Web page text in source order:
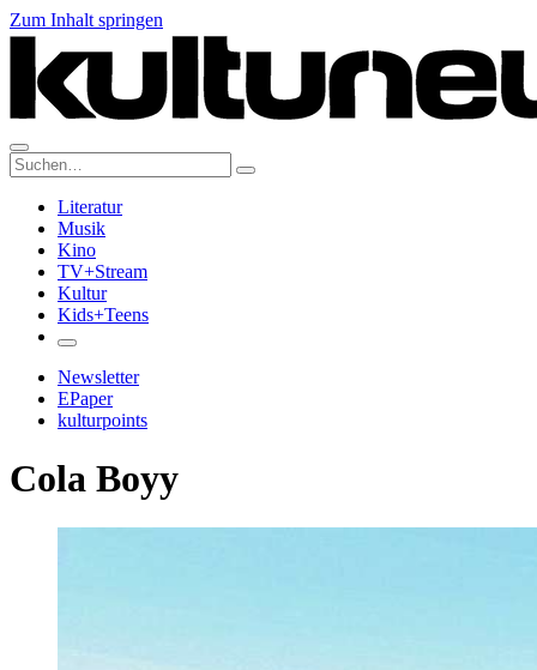
Zum Inhalt springen
Suche:
Literatur
Musik
Kino
TV+Stream
Kultur
Kids+Teens
Newsletter
EPaper
kulturpoints
Cola Boyy